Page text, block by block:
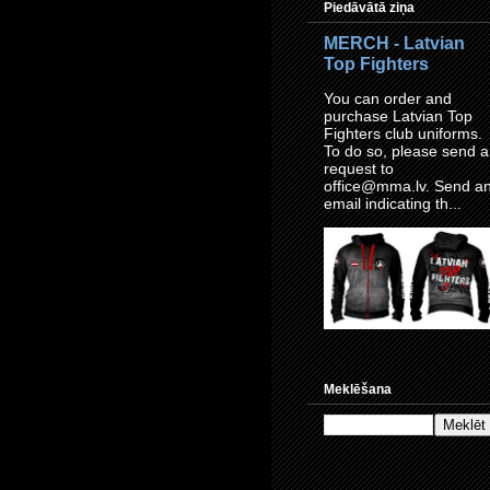
Piedāvātā ziņa
MERCH - Latvian
Top Fighters
You can order and
purchase Latvian Top
Fighters club uniforms.
To do so, please send a
request to
office@mma.lv. Send
email indicating th...
Meklēšana